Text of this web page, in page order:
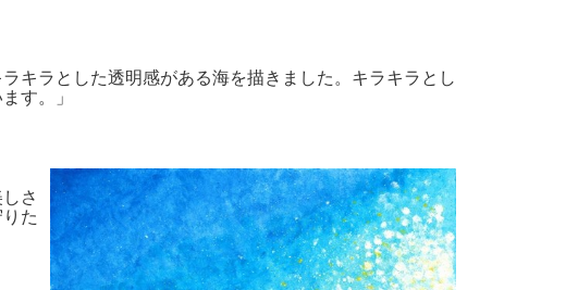
キラとした透明感がある海を描きました。キラキラとし
す。」
さ
た